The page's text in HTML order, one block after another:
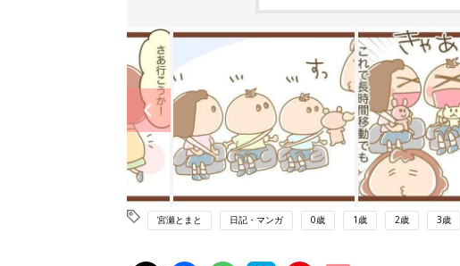
宮瀬とまと 日記・マンガ 0歳 1歳 2歳 3歳